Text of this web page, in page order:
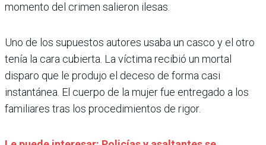
momento del crimen salieron ilesas.
Uno de los supuestos autores usaba un casco y el otro
tenía la cara cubierta. La víctima recibió un mortal
disparo que le produjo el deceso de forma casi
instantánea. El cuerpo de la mujer fue entregado a los
familiares tras los procedimientos de rigor.